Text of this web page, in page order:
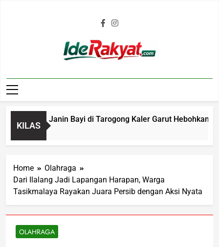
Iderakyat.com
KILAS
Janin Bayi di Tarogong Kaler Garut Hebohkan
Home
Olahraga
Dari Ilalang Jadi Lapangan Harapan, Warga
Tasikmalaya Rayakan Juara Persib dengan Aksi Nyata
OLAHRAGA